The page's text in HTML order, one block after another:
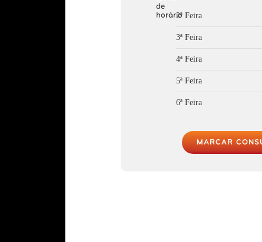
2ª Feira
3ª Feira
4ª Feira
5ª Feira
6ª Feira
MARCAR